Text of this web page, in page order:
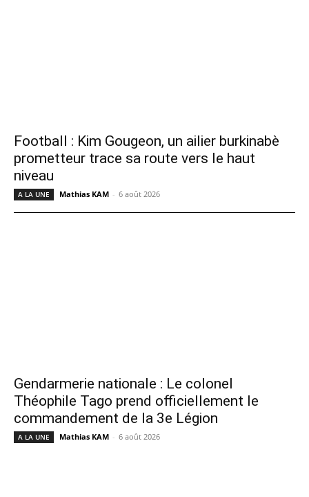
Football : Kim Gougeon, un ailier burkinabè
prometteur trace sa route vers le haut
niveau
A LA UNE Mathias KAM - 6 août 2026
Gendarmerie nationale : Le colonel
Théophile Tago prend officiellement le
commandement de la 3e Légion
A LA UNE Mathias KAM - 6 août 2026